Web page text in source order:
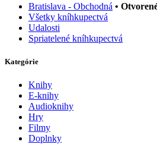
Bratislava - Obchodná •
Všetky kníhkupectvá
Udalosti
Spriatelené kníhkupectvá
Kategórie
Knihy
E-knihy
Audioknihy
Hry
Filmy
Doplnky